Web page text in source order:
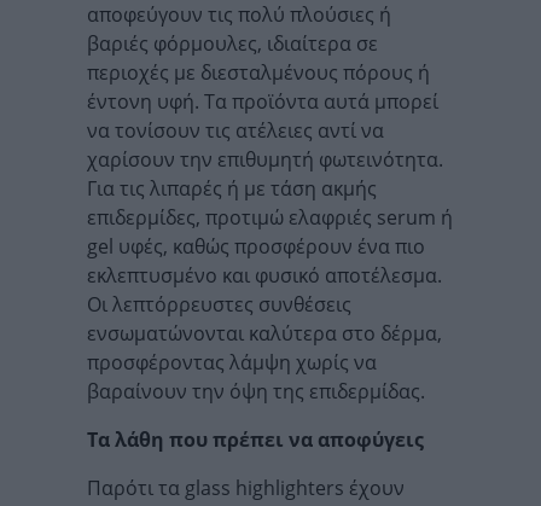
αποφεύγουν τις πολύ πλούσιες ή
βαριές φόρμουλες, ιδιαίτερα σε
περιοχές με διεσταλμένους πόρους ή
έντονη υφή. Τα προϊόντα αυτά μπορεί
να τονίσουν τις ατέλειες αντί να
χαρίσουν την επιθυμητή φωτεινότητα.
Για τις λιπαρές ή με τάση ακμής
επιδερμίδες, προτιμώ ελαφριές serum ή
gel υφές, καθώς προσφέρουν ένα πιο
εκλεπτυσμένο και φυσικό αποτέλεσμα.
Οι λεπτόρρευστες συνθέσεις
ενσωματώνονται καλύτερα στο δέρμα,
προσφέροντας λάμψη χωρίς να
βαραίνουν την όψη της επιδερμίδας.
Τα λάθη που πρέπει να αποφύγεις
Παρότι τα glass highlighters έχουν